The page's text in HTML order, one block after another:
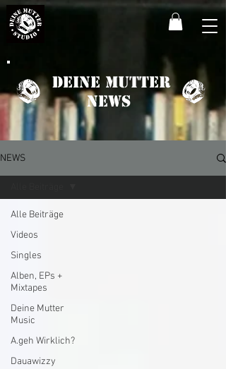
Deine Mutter
News
NEWS
Alle Beiträge
Videos
Singles
Alben, EPs +
Mixtapes
Deine Mutter
Music
A.geh Wirklich?
Dauawizzy